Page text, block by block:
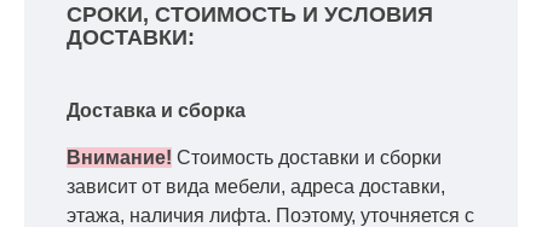
СРОКИ, СТОИМОСТЬ И УСЛОВИЯ
ДОСТАВКИ:
Доставка и сборка
Внимание! Стоимость доставки и сборки
зависит от вида мебели, адреса доставки,
этажа, наличия лифта. Поэтому, уточняется с